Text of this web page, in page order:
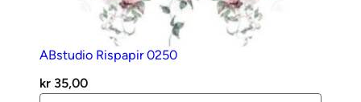
ABstudio Rispapir 0250
kr 35,00